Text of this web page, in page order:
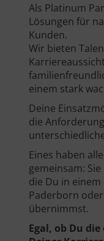
Als Platinum
Lösungen für
Kunden.
Wir bieten
einem stark
Deine
die
Eines haben
gemeinsam:
die Du in
Paderborn
übernimmst.
Egal, ob Du